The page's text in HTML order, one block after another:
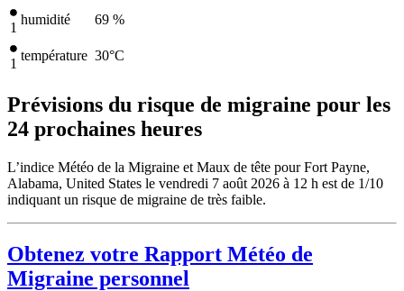
1
humidité 69 %
1
température 30°C
Prévisions du risque de migraine pour les
24 prochaines heures
L’indice Météo de la Migraine et Maux de tête pour Fort Payne,
Alabama, United States le vendredi 7 août 2026 à 12 h est de 1/10
indiquant un risque de migraine de très faible.
Obtenez votre Rapport Météo de
Migraine personnel